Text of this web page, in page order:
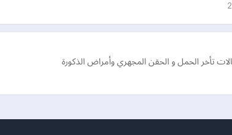
تأخر الحمل و الحقن المجهري وأمراض الذكورة